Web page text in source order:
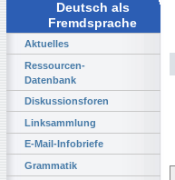
Deutsch als
Fremdsprache
Aktuelles
Ressourcen-
Datenbank
Diskussionsforen
Linksammlung
E-Mail-Infobriefe
Grammatik